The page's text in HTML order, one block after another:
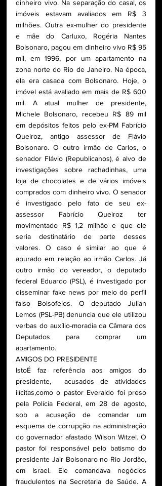
dinheiro vivo. Na separação do casal, os
imóveis estavam avaliados em R$ 3
milhões. Outra ex-mulher do presidente
e mãe do Carluxo, Rogéria Nantes
Bolsonaro, pagou em dinheiro vivo R$ 95
mil, em 1996, por um apartamento na
zona norte do Rio de Janeiro. Na época,
ela era casada com Bolsonaro. Hoje, o
imóvel está avaliado em mais de R$ 600
mil. A atual mulher de presidente,
Michele Bolsonaro, recebeu R$ 89 mil
em depósitos feitos pelo ex-PM Fabrício
Queiroz, antigo assessor de Flávio
Bolsonaro. O outro irmão de Carlos, o
senador Flávio (Republicanos), é alvo de
investigações sobre rachadinhas, uma
loja de chocolates e de vários imóveis
comprados com dinheiro vivo. O senador
é investigado pelo fato de seu ex-
assessor Fabrício Queiroz ter
movimentado R$ 1,2 milhão e que ele
seria destinatário de parte desses
valores. O caso é similar ao que é
apurado em relação ao irmão Carlos. Já
outro irmão do vereador, o deputado
federal Eduardo (PSL), é investigado por
disseminar fake news por meio do perfil
falso Bolsofeios. O deputado Julian
Lemos (PSL-PB) denuncia que ele utilizou
verbas do auxílio-moradia da Câmara dos
Deputados para comprar um
apartamento.
AMIGOS DO PRESIDENTE
IstoÉ faz referência aos amigos do
presidente,  acusados de atividades
ilícitas,como o pastor Everaldo foi preso
pela Polícia Federal, em 28 de agosto,
sob a acusação de comandar um
esquema de corrupção na administração
do governador afastado Wilson Witzel. O
pastor foi responsável pelo batismo do
presidente Jair Bolsonaro no Rio Jordão,
em Israel. Ele comandava negócios
fraudulentos na Secretaria de Saúde. A